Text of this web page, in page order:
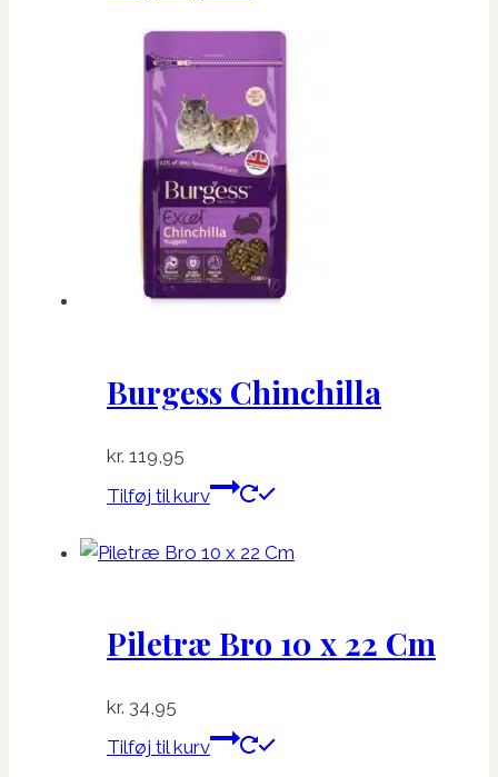
kr. 59,95
Burgess Chinchilla
kr. 119,95
Tilføj til kurv
Piletræ Bro 10 x 22 Cm
kr. 34,95
Tilføj til kurv